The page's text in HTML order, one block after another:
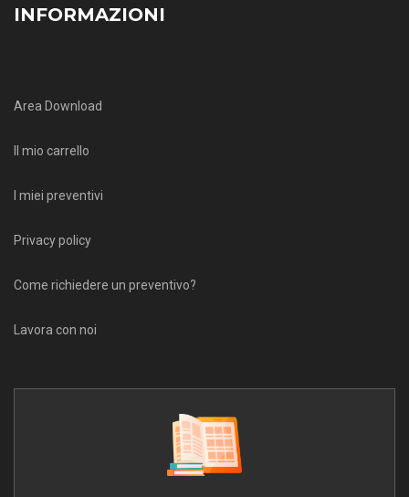
INFORMAZIONI
Area Download
Il mio carrello
I miei preventivi
Privacy policy
Come richiedere un preventivo?
Lavora con noi